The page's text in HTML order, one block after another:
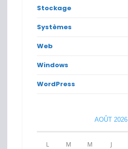
Stockage
Systèmes
Web
Windows
WordPress
AOÛT 2026
L M M J